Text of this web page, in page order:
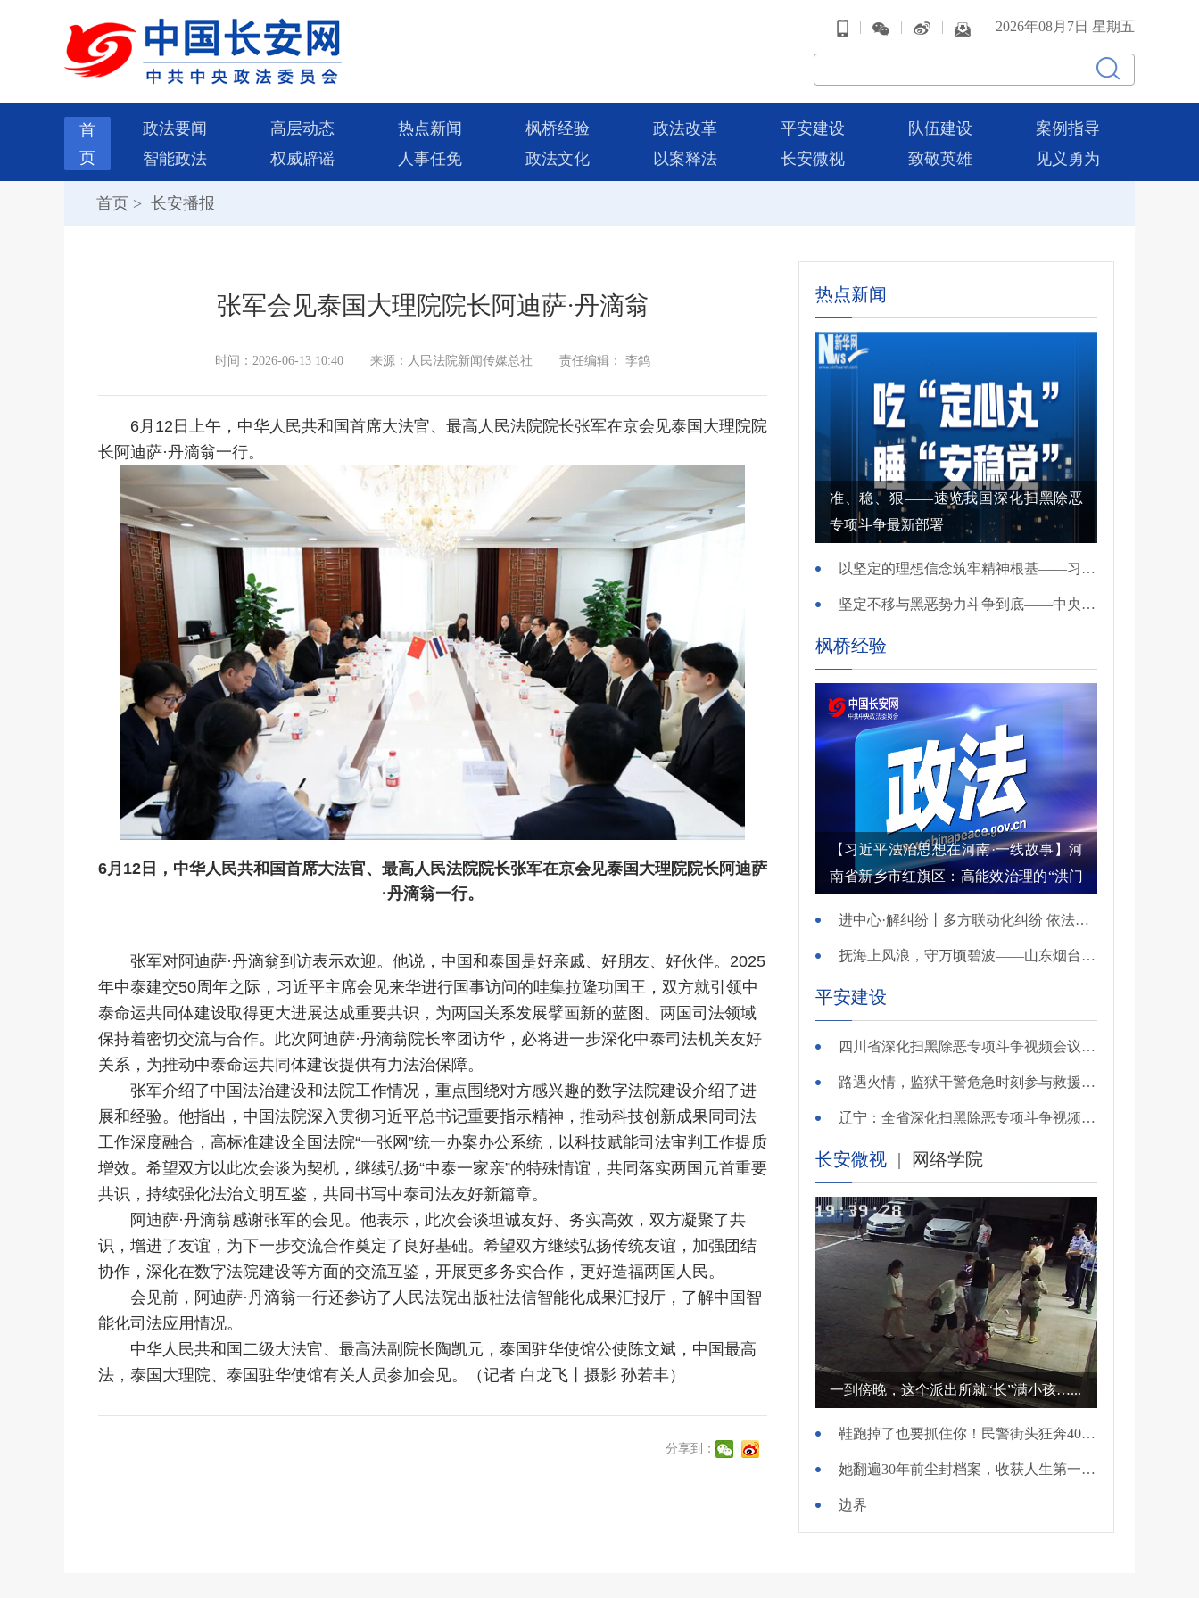
| | | 2026年08月7日 星期五
首
页
政法要闻 高层动态 热点新闻 枫桥经验 政法改革 平安建设 队伍建设
案例指导
智能政法
权威辟谣 人事任免 政法文化 以案释法 长安微视 致敬英雄 见义勇为
首页 > 长安播报
张军会见泰国大理院院长阿迪萨·丹滴翁
时间：2026-06-13 10:40 来源：人民法院新闻传媒总社 责任编辑： 李鸽
6月12日上午，中华人民共和国首席大法官、最高人民法院院长张军在京会见泰国大理院院
长阿迪萨·丹滴翁一行。
6月12日，中华人民共和国首席大法官、最高人民法院院长张军在京会见泰国大理院院长阿迪萨
·丹滴翁一行。
张军对阿迪萨·丹滴翁到访表示欢迎。他说，中国和泰国是好亲戚、好朋友、好伙伴。2025
年中泰建交50周年之际，习近平主席会见来华进行国事访问的哇集拉隆功国王，双方就引领中
泰命运共同体建设取得更大进展达成重要共识，为两国关系发展擘画新的蓝图。两国司法领域
保持着密切交流与合作。此次阿迪萨·丹滴翁院长率团访华，必将进一步深化中泰司法机关友好
关系，为推动中泰命运共同体建设提供有力法治保障。
张军介绍了中国法治建设和法院工作情况，重点围绕对方感兴趣的数字法院建设介绍了进
展和经验。他指出，中国法院深入贯彻习近平总书记重要指示精神，推动科技创新成果同司法
工作深度融合，高标准建设全国法院“一张网”统一办案办公系统，以科技赋能司法审判工作提质
增效。希望双方以此次会谈为契机，继续弘扬“中泰一家亲”的特殊情谊，共同落实两国元首重要
共识，持续强化法治文明互鉴，共同书写中泰司法友好新篇章。
阿迪萨·丹滴翁感谢张军的会见。他表示，此次会谈坦诚友好、务实高效，双方凝聚了共
识，增进了友谊，为下一步交流合作奠定了良好基础。希望双方继续弘扬传统友谊，加强团结
协作，深化在数字法院建设等方面的交流互鉴，开展更多务实合作，更好造福两国人民。
会见前，阿迪萨·丹滴翁一行还参访了人民法院出版社法信智能化成果汇报厅，了解中国智
能化司法应用情况。
中华人民共和国二级大法官、最高法副院长陶凯元，泰国驻华使馆公使陈文斌，中国最高
法，泰国大理院、泰国驻华使馆有关人员参加会见。（记者 白龙飞丨摄影 孙若丰）
分享到：
热点新闻
准、稳、狠——速览我国深化扫黑除恶
专项斗争最新部署
以坚定的理想信念筑牢精神根基——习近平党建思想理论品格系列述评之一
坚定不移与黑恶势力斗争到底——中央政法委负责同志就开展深化扫黑除恶专项斗争有关问题答记者问
枫桥经验
【习近平法治思想在河南·一线故事】河
南省新乡市红旗区：高能效治理的“洪门
进中心·解纠纷丨多方联动化纠纷 依法调解护农耕
抚海上风浪，守万顷碧波——山东烟台把矛盾化解在微澜未起时
平安建设
四川省深化扫黑除恶专项斗争视频会议召开 于立军出席并讲话
路遇火情，监狱干警危急时刻参与救援显身手！
辽宁：全省深化扫黑除恶专项斗争视频会议召开
长安微视 | 网络学院
一到傍晚，这个派出所就“长”满小孩…...
鞋跑掉了也要抓住你！民警街头狂奔400米擒贼
她翻遍30年前尘封档案，收获人生第一面锦旗
边界